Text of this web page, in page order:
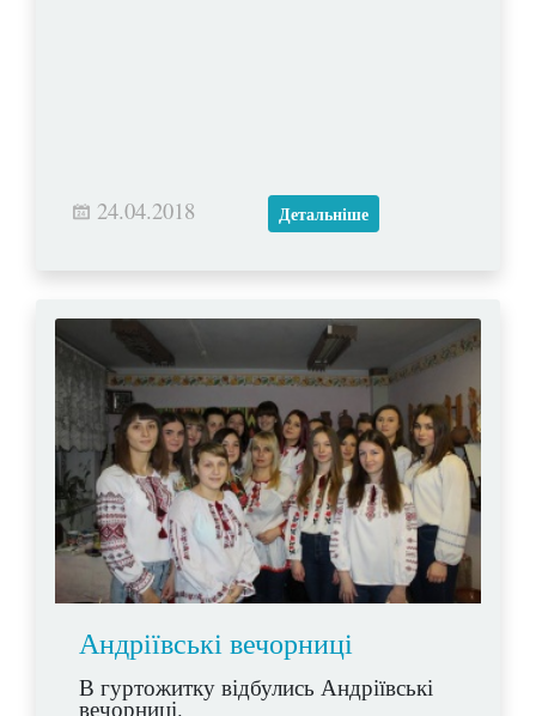
24.04.2018 Детальніше
Андріївські вечорниці
В гуртожитку відбулись Андріївські
вечорниці.